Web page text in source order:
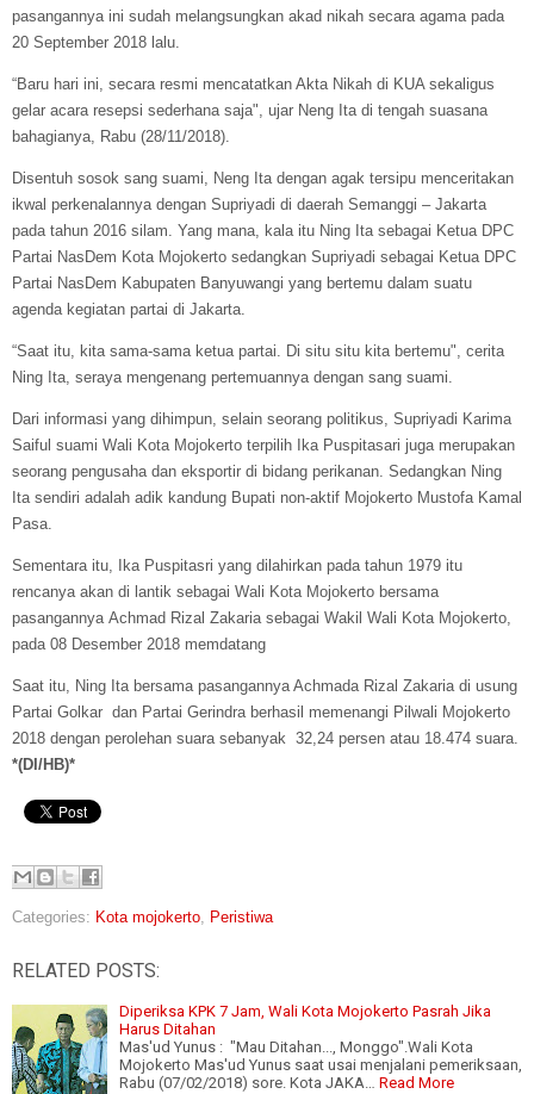
pasangannya ini sudah melangsungkan akad nikah secara agama pada
20 September 2018 lalu.
“Baru hari ini, secara resmi mencatatkan Akta Nikah di KUA sekaligus
gelar acara resepsi sederhana saja", ujar Neng Ita di tengah suasana
bahagianya, Rabu (28/11/2018).
Disentuh sosok sang suami, Neng Ita dengan agak tersipu menceritakan
ikwal perkenalannya dengan Supriyadi di daerah Semanggi – Jakarta
pada tahun 2016 silam. Yang mana, kala itu Ning Ita sebagai Ketua DPC
Partai NasDem Kota Mojokerto sedangkan Supriyadi sebagai Ketua DPC
Partai NasDem Kabupaten Banyuwangi yang bertemu dalam suatu
agenda kegiatan partai di Jakarta.
“Saat itu, kita sama-sama ketua partai. Di situ situ kita bertemu", cerita
Ning Ita, seraya mengenang pertemuannya dengan sang suami.
Dari informasi yang dihimpun, selain seorang politikus, Supriyadi Karima
Saiful suami Wali Kota Mojokerto terpilih Ika Puspitasari juga merupakan
seorang pengusaha dan eksportir di bidang perikanan. Sedangkan Ning
Ita sendiri adalah adik kandung Bupati non-aktif Mojokerto Mustofa Kamal
Pasa.
Sementara itu, Ika Puspitasri yang dilahirkan pada tahun 1979 itu
rencanya akan di lantik sebagai Wali Kota Mojokerto bersama
pasangannya Achmad Rizal Zakaria sebagai Wakil Wali Kota Mojokerto,
pada 08 Desember 2018 memdatang
Saat itu, Ning Ita bersama pasangannya Achmada Rizal Zakaria di usung
Partai Golkar dan Partai Gerindra berhasil memenangi Pilwali Mojokerto
2018 dengan perolehan suara sebanyak 32,24 persen atau 18.474 suara.
*(DI/HB)*
Categories: Kota mojokerto, Peristiwa
RELATED POSTS:
Diperiksa KPK 7 Jam, Wali Kota Mojokerto Pasrah Jika
Harus Ditahan
Mas'ud Yunus : "Mau Ditahan..., Monggo".Wali Kota
Mojokerto Mas'ud Yunus saat usai menjalani pemeriksaan,
Rabu (07/02/2018) sore. Kota JAKA… Read More